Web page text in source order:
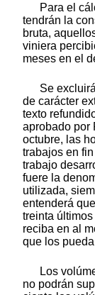
Para el
tendrán la
bruta,
viniera
meses en el
Se
de carácter
texto
aprobado por
octubre, las
trabajos en
trabajo
fuere la
utilizada,
entenderá
treinta
reciba en al
que los
Los
no podrán